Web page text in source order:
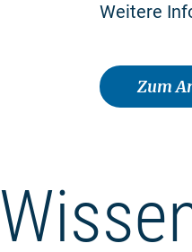
Weitere
Zum